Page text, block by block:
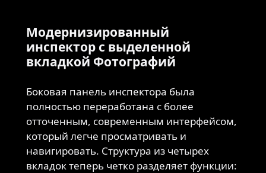
Модернизированный
инспектор с выделенной
вкладкой Фотографий
Боковая панель инспектора была
полностью переработана с более
отточенным, современным интерфейсом,
который легче просматривать и
навигировать. Структура из четырех
вкладок теперь четко разделяет функции: